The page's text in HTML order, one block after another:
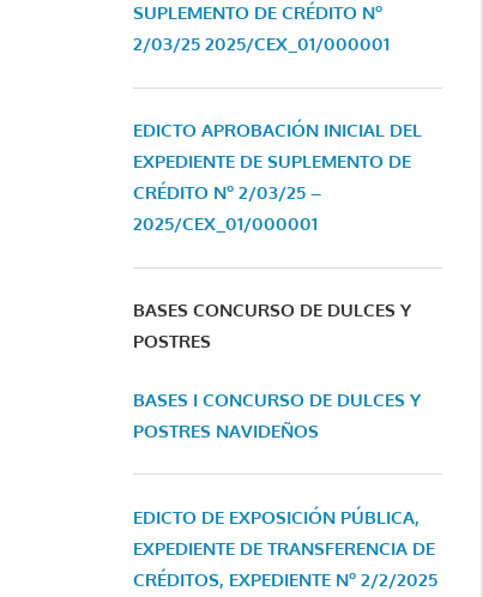
SUPLEMENTO DE CRÉDITO Nº
2/03/25 2025/CEX_01/000001
EDICTO APROBACIÓN INICIAL DEL
EXPEDIENTE DE SUPLEMENTO DE
CRÉDITO Nº 2/03/25 –
2025/CEX_01/000001
BASES CONCURSO DE DULCES Y
POSTRES
BASES I CONCURSO DE DULCES Y
POSTRES NAVIDEÑOS
EDICTO DE EXPOSICIÓN PÚBLICA,
EXPEDIENTE DE TRANSFERENCIA DE
CRÉDITOS, EXPEDIENTE Nº 2/2/2025